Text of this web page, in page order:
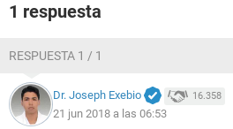
1 respuesta
RESPUESTA 1 / 1
Dr. Joseph Exebio 16.358
21 jun 2018 a las 06:53